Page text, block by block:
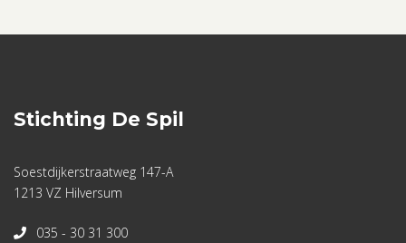
Stichting De Spil
Soestdijkerstraatweg 147-A
1213 VZ Hilversum
035 - 30 31 300